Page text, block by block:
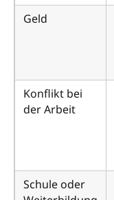
Geld
Konflikt bei
der Arbeit
Schule oder